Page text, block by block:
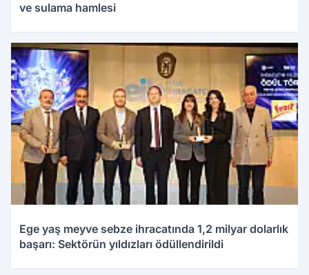
ve sulama hamlesi
Ege yaş meyve sebze ihracatında 1,2 milyar dolarlık
başarı: Sektörün yıldızları ödüllendirildi